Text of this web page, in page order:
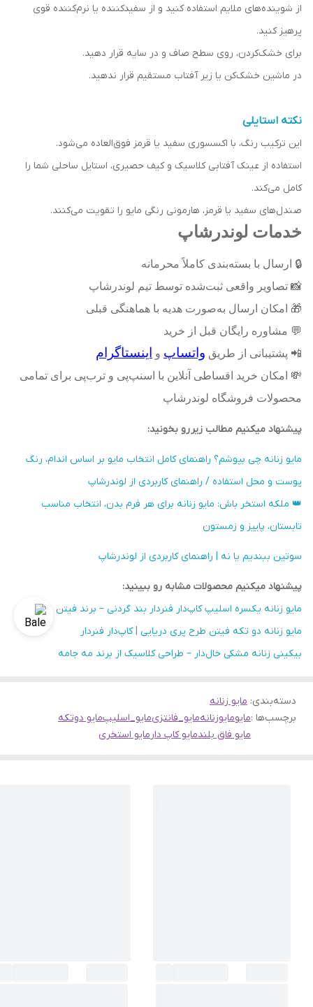
از شوینده‌های ملایم استفاده کنید و از سفیدکننده یا نرم‌کننده قوی
پرهیز کنید.
برای خشک‌کردن، روی سطح صاف و در سایه قرار دهید.
در ماشین خشک‌کن یا زیر آفتاب مستقیم قرار ندهید.
نکته استایلی
این ترکیب رنگ، با اکسسوری سفید یا قرمز فوق‌العاده می‌شود.
استفاده از عینک آفتابی کلاسیک و کیف حصیری، استایل ساحلی شما را
کامل می‌کند.
صندل‌های سفید یا قرمز، هارمونی رنگی مایو را تقویت می‌کنند.
خدمات لوندرشاپ
🔒 ارسال با بسته‌بندی کاملاً محرمانه
📸 تصاویر واقعی ثبت‌شده توسط تیم لوندرشاپ
🎁 امکان ارسال به‌صورت هدیه با هماهنگی قبلی
💬 مشاوره رایگان قبل از خرید
📲 پشتیبانی از طریق واتساپ و اینستاگرام
💸 امکان خرید اقساطی آنلاین با اسنپ‌پی و ترب‌پی برای تمامی
محصولات فروشگاه لوندرشاپ
پیشنهاد میکنیم مطالب زیر رو بخونید:
مایو زنانه چی بپوشم؟ راهنمای کامل انتخاب مایو بر اساس اندام، رنگ
پوست و محل استفاده / راهنمای کاربردی از لوندرشاپ
👑 ملکه استخر باش: مایو زنانه برای هر فرم بدن، انتخاب مناسب
تابستان، پاییز و زمستون
سوتین ببندیم یا نه | راهنمای کاربردی از لوندرشاپ
پیشنهاد میکنیم محصولات مشابه رو ببینید:
مایو زنانه یکسره اسلیپ کاپ‌دار فنردار بند گردنی – برند فیتن
مایو زنانه دو تکه فیتن طرح پری دریایی | کاپ‌دار فنردار
بیکینی زنانه مشکی خال‌دار – طراحی کلاسیک از برند مه جامه
دسته‌بندی: مایو زنانه
برچسب‌ها :مایومایوزنانهمایو_فانتزیمایو_اسلیپمایو دوتکه
مایو فاق بلندمایو کاپ دارمایو استخری